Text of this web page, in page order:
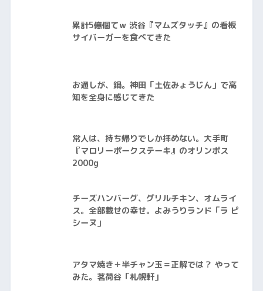
累計5億個てｗ 渋谷『マムズタッチ』の看板
サイバーガーを食べてきた
お通しが、鍋。神田「土佐みょうじん」で高
知を全身に感じてきた
常人は、持ち帰りでしか拝めない。大手町
『マロリーポークステーキ』のオリンポス
2000g
チーズハンバーグ、グリルチキン、オムライ
ス。全部載せの幸せ。よみうりランド「ラ ピ
シーヌ」
アタマ焼き＋半チャン玉＝正解では？ やって
みた。茗荷谷「札幌軒」